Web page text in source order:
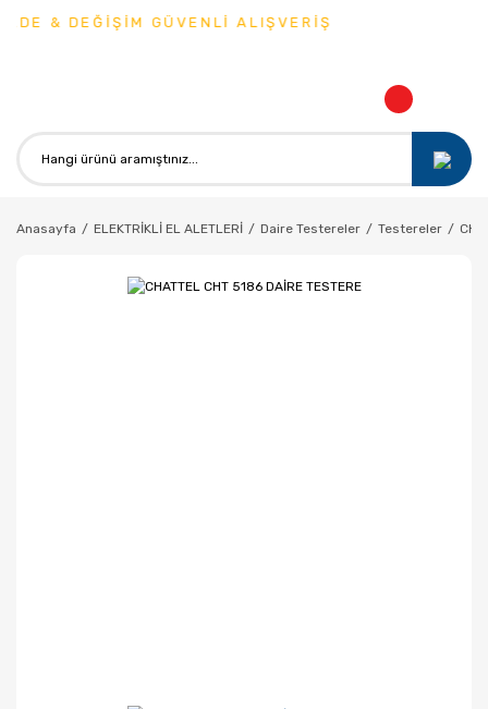
& DEĞİŞİM GÜVENLİ ALIŞVERİŞ
Anasayfa ELEKTRİKLİ EL ALETLERİ Daire Testereler Testereler